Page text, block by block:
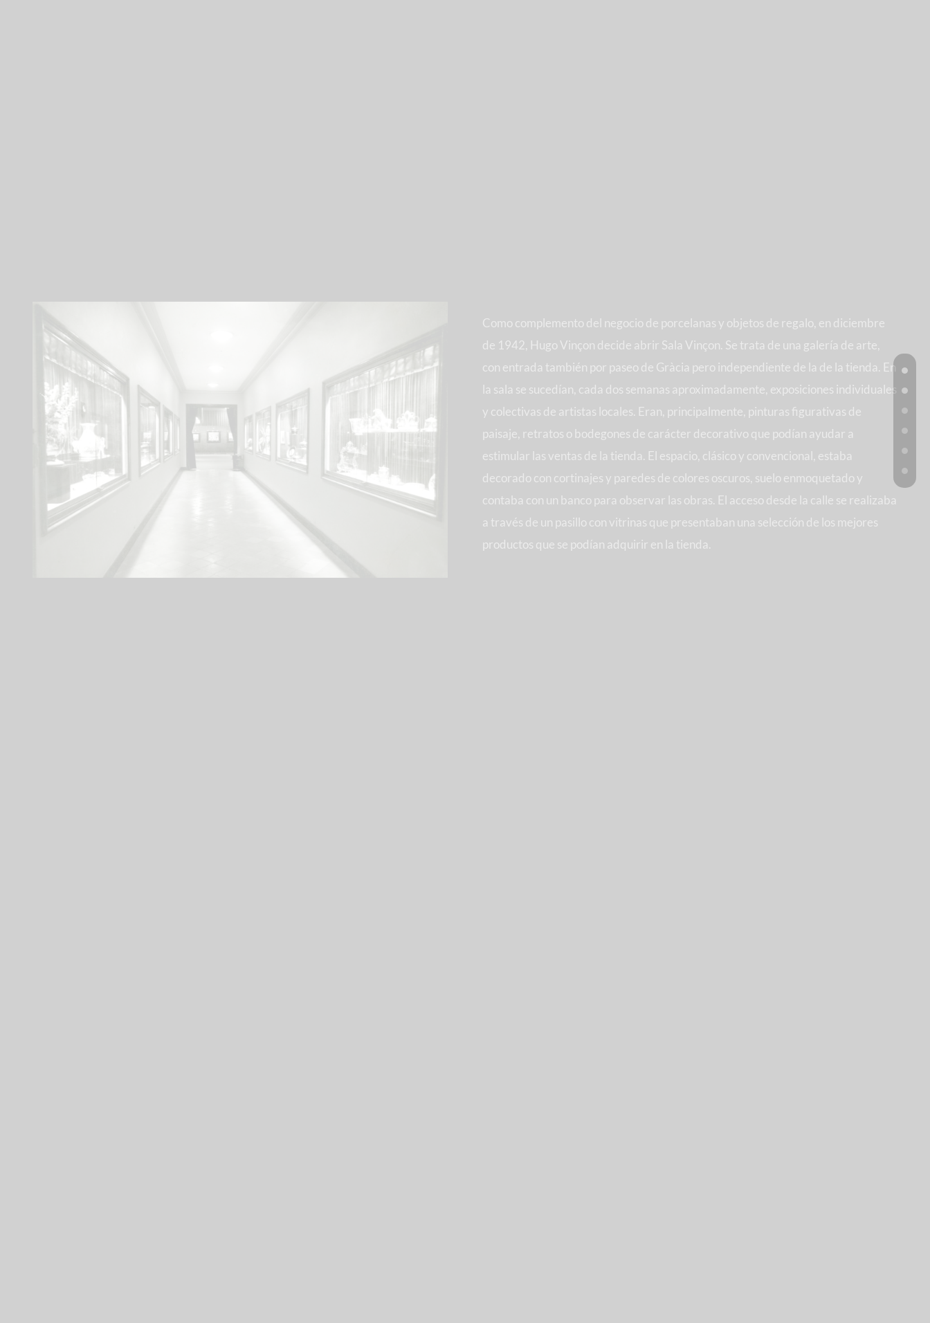
Como complemento del negocio de porcelanas y objetos de regalo, en diciembre
de 1942, Hugo Vinçon decide abrir Sala Vinçon. Se trata de una galería de arte,
con entrada también por paseo de Gràcia pero independiente de la de la tienda. En
la sala se sucedían, cada dos semanas aproximadamente, exposiciones individuales
y colectivas de artistas locales. Eran, principalmente, pinturas figurativas de
paisaje, retratos o bodegones de carácter decorativo que podían ayudar a
estimular las ventas de la tienda. El espacio, clásico y convencional, estaba
decorado con cortinajes y paredes de colores oscuros, suelo enmoquetado y
contaba con un banco para observar las obras. El acceso desde la calle se realizaba
a través de un pasillo con vitrinas que presentaban una selección de los mejores
productos que se podían adquirir en la tienda.